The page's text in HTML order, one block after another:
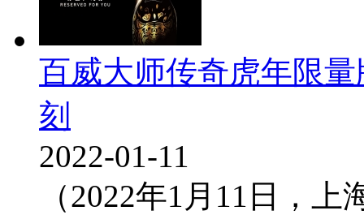
百威大师传奇虎年限
刻
2022-01-11
（2022年1月11日，